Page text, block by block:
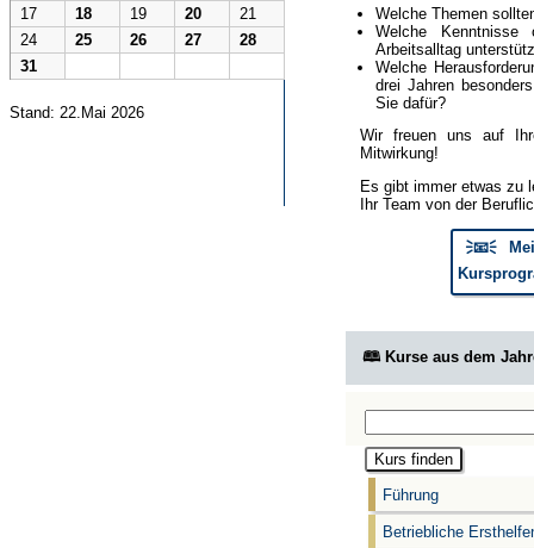
17
18 19 20
21
24
25 26 27
28
31
Stand: 22.Mai 2026
Welche Themen
Welche
Arbeitsalltag
Welche
drei Jahren
Sie dafür?
Wir freuen uns auf
Mitwirkung!
Es gibt immer etwas zu
Ihr Team von der
🗦📧🗧
🕮 Kurse aus dem
Führung
Betriebliche